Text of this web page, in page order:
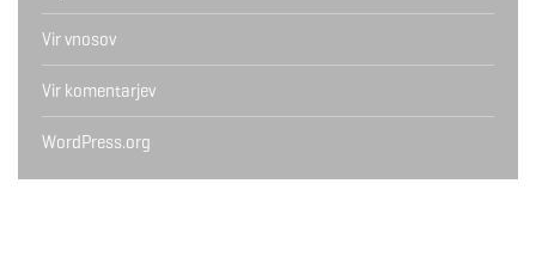
Vir vnosov
Vir komentarjev
WordPress.org